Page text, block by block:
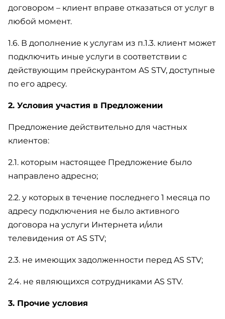
договором – клиент вправе отказаться от услуг в
любой момент.
1.6. В дополнение к услугам из п.1.3. клиент может
подключить иные услуги в соответствии с
действующим прейскурантом AS STV, доступные
по его адресу.
2. Условия участия в Предложении
Предложение действительно для частных
клиентов:
2.1. которым настоящее Предложение было
направлено адресно;
2.2. у которых в течение последнего 1 месяца по
адресу подключения не было активного
договора на услуги Интернета и/или
телевидения от AS STV;
2.3. не имеющих задолженности перед AS STV;
2.4. не являющихся сотрудниками AS STV.
3. Прочие условия